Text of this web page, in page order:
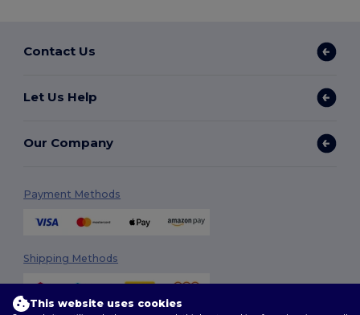
Contact Us
Let Us Help
Our Company
Payment Methods
Shipping Methods
This website uses cookies